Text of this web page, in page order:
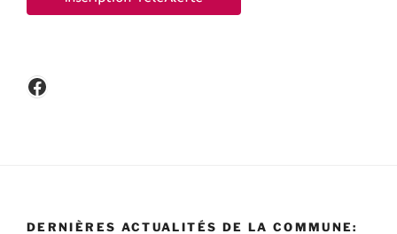
Facebook
DERNIÈRES ACTUALITÉS DE LA COMMUNE: